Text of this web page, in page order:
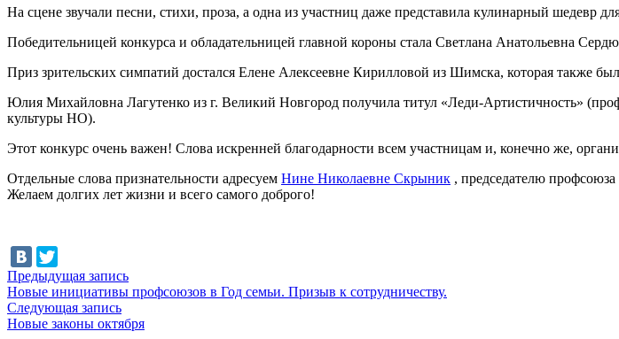
На сцене звучали песни, стихи, проза, а одна из участниц даже представила кулинарный шедевр
Победительницей конкурса и обладательницей главной короны стала Светлана Анатольевна
Приз зрительских симпатий достался Елене Алексеевне Кирилловой из Шимска, которая также
Юлия Михайловна Лагутенко из г. Великий Новгород получила титул «Леди-Артистичность»
культуры НО).
Этот конкурс очень важен! Слова искренней благодарности всем участницам и, конечно же,
Отдельные слова признательности адресуем Нине Николаевне Скрыник , председателю
Желаем долгих лет жизни и всего самого доброго!
Навигация
по
записям
Предыдущая записьПредыдущая
запись:
Новые инициативы профсоюзов в Год семьи. Призыв к сотрудничеству.
Следующая записьСледующая
запись:
Новые законы октября